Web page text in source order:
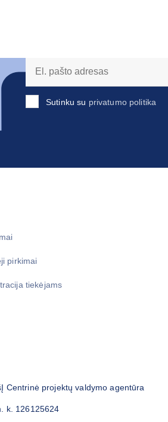
Sutinku su privatumo politika
pirkimai
tiekėjams
Centrinė projektų valdymo agentūra
k. 126125624